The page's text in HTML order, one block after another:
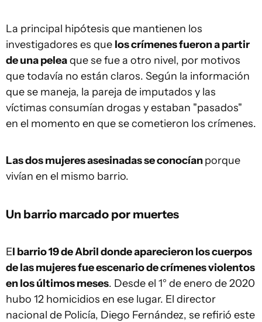
La principal hipótesis que mantienen los
investigadores es que los crímenes fueron a partir
de una peleaque se fue a otro nivel, por motivos
que todavía no están claros. Según la información
que se maneja, la pareja de imputados y las
víctimas consumían drogas y estaban "pasados"
en el momento en que se cometieron los crímenes.
Las dos mujeres asesinadas se conocíanporque
vivían en el mismo barrio.
Un barrio marcado por muertes
El barrio 19 de Abril donde aparecieron los cuerpos
de las mujeres fue escenario de crímenes violentos
en los últimos meses. Desde el 1° de enero de 2020
hubo 12 homicidios en ese lugar. El director
nacional de Policía, Diego Fernández, se refirió este